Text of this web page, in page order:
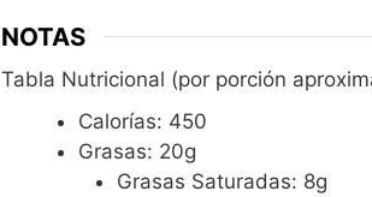
NOTAS
Tabla Nutricional (por porción
Calorías: 450
Grasas: 20g
Grasas Saturadas: 8g